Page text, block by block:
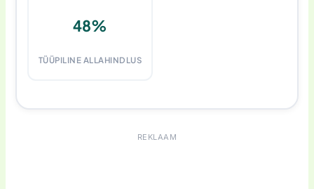
48%
TÜÜPILINE ALLAHINDLUS
REKLAAM